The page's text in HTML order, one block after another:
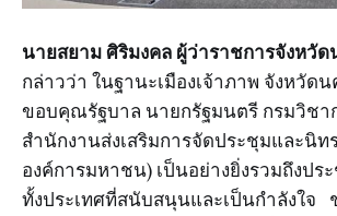
นายสยาม ศิริมงคล ผู้ว่าราชการจังหวั
กล่าวว่า ในฐานะเมืองเจ้าภาพ จังหวัด
ขอบคุณรัฐบาล นายกรัฐมนตรี กรมวิชา
สำนักงานส่งเสริมการจัดประชุมและนิท
องค์การมหาชน) เป็นอย่างยิ่งรวมถึงป
ทั้งประเทศที่สนับสนุนและเป็นกำลังใจ